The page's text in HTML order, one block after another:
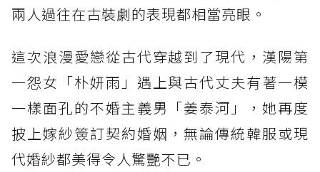
兩人過往在古裝劇的表現都相當亮眼。
這次浪漫愛戀從古代穿越到了現代，漢陽第
一怨女「朴妍雨」遇上與古代丈夫有著一模
一樣面孔的不婚主義男「姜泰河」，她再度
披上嫁紗簽訂契約婚姻，無論傳統韓服或現
代婚紗都美得令人驚艷不已。